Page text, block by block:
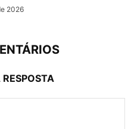
2026